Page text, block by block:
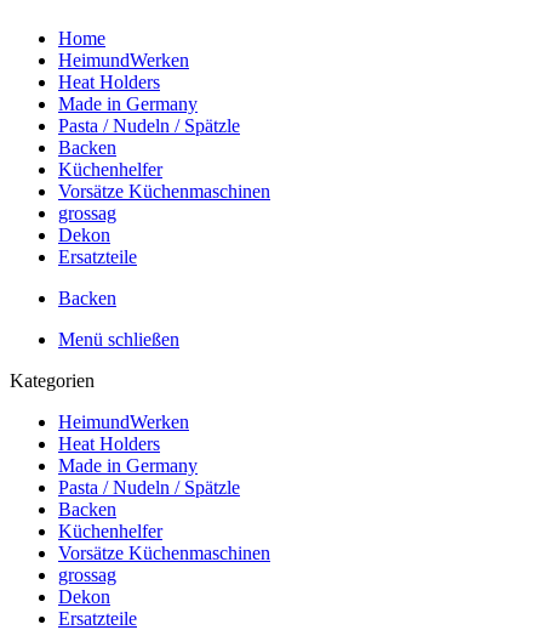
Home
HeimundWerken
Heat Holders
Made in Germany
Pasta / Nudeln / Spätzle
Backen
Küchenhelfer
Vorsätze Küchenmaschinen
grossag
Dekon
Ersatzteile
Backen
Menü schließen
Kategorien
HeimundWerken
Heat Holders
Made in Germany
Pasta / Nudeln / Spätzle
Backen
Küchenhelfer
Vorsätze Küchenmaschinen
grossag
Dekon
Ersatzteile